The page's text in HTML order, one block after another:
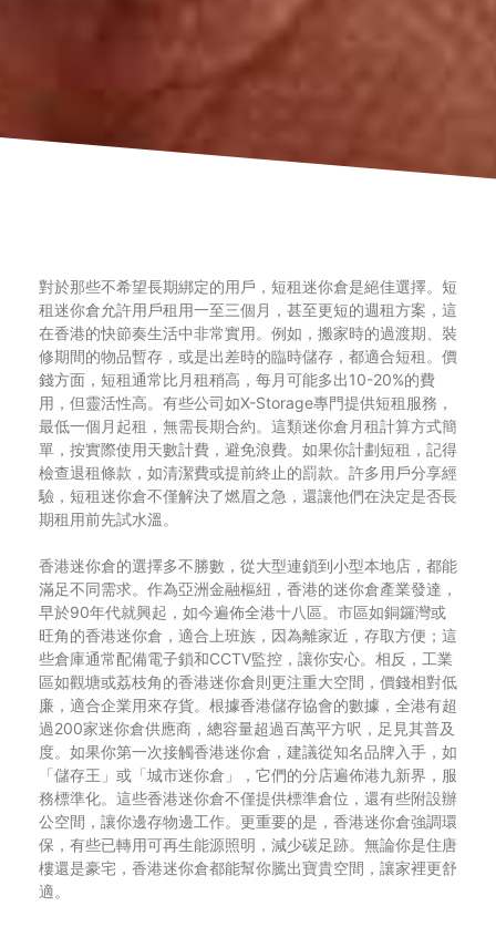
對於那些不希望長期綁定的用戶，短租迷你倉是絕佳選擇。短
租迷你倉允許用戶租用一至三個月，甚至更短的週租方案，這
在香港的快節奏生活中非常實用。例如，搬家時的過渡期、裝
修期間的物品暫存，或是出差時的臨時儲存，都適合短租。價
錢方面，短租通常比月租稍高，每月可能多出10-20%的費
用，但靈活性高。有些公司如X-Storage專門提供短租服務，
最低一個月起租，無需長期合約。這類迷你倉月租計算方式簡
單，按實際使用天數計費，避免浪費。如果你計劃短租，記得
檢查退租條款，如清潔費或提前終止的罰款。許多用戶分享經
驗，短租迷你倉不僅解決了燃眉之急，還讓他們在決定是否長
期租用前先試水溫。
香港迷你倉的選擇多不勝數，從大型連鎖到小型本地店，都能
滿足不同需求。作為亞洲金融樞紐，香港的迷你倉產業發達，
早於90年代就興起，如今遍佈全港十八區。市區如銅鑼灣或
旺角的香港迷你倉，適合上班族，因為離家近，存取方便；這
些倉庫通常配備電子鎖和CCTV監控，讓你安心。相反，工業
區如觀塘或荔枝角的香港迷你倉則更注重大空間，價錢相對低
廉，適合企業用來存貨。根據香港儲存協會的數據，全港有超
過200家迷你倉供應商，總容量超過百萬平方呎，足見其普及
度。如果你第一次接觸香港迷你倉，建議從知名品牌入手，如
「儲存王」或「城市迷你倉」，它們的分店遍佈港九新界，服
務標準化。這些香港迷你倉不僅提供標準倉位，還有些附設辦
公空間，讓你邊存物邊工作。更重要的是，香港迷你倉強調環
保，有些已轉用可再生能源照明，減少碳足跡。無論你是住唐
樓還是豪宅，香港迷你倉都能幫你騰出寶貴空間，讓家裡更舒
適。